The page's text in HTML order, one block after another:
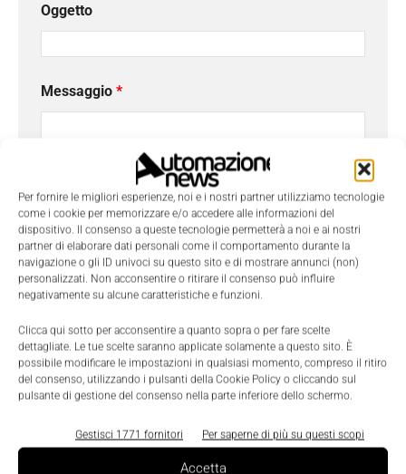
Per fornire le migliori esperienze, noi e i nostri partner utilizziamo tecnologie
come i cookie per memorizzare e/o accedere alle informazioni del
dispositivo. Il consenso a queste tecnologie permetterà a noi e ai nostri
partner di elaborare dati personali come il comportamento durante la
navigazione o gli ID univoci su questo sito e di mostrare annunci (non)
personalizzati. Non acconsentire o ritirare il consenso può influire
negativamente su alcune caratteristiche e funzioni.
Clicca qui sotto per acconsentire a quanto sopra o per fare scelte
dettagliate. Le tue scelte saranno applicate solamente a questo sito. È
possibile modificare le impostazioni in qualsiasi momento, compreso il ritiro
del consenso, utilizzando i pulsanti della Cookie Policy o cliccando sul
pulsante di gestione del consenso nella parte inferiore dello schermo.
Gestisci 1771 fornitori Per saperne di più su questi scopi
Accetta
Oggetto
Messaggio *
Ho letto e compreso l'Informativa sulla Privacye
do il consenso al trattamento dei dati da parte di
Tecniche Nuove